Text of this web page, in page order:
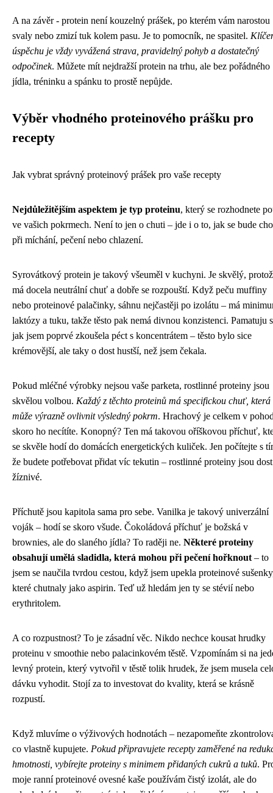
A na závěr - protein není kouzelný prášek, po kterém vám narostou
svaly nebo zmizí tuk kolem pasu. Je to pomocník, ne spasitel.
úspěchu je vždy vyvážená strava, pravidelný pohyb a dostatečný
odpočinek. Můžete mít nejdražší protein na trhu, ale bez pořádného
jídla, tréninku a spánku to prostě nepůjde.
Výběr vhodného proteinového prášku pro
recepty
Jak vybrat správný proteinový prášek pro vaše recepty
Nejdůležitějším aspektem je typ proteinu, který se rozhodnete
ve vašich pokrmech. Není to jen o chuti – jde i o to, jak se bude
při míchání, pečení nebo chlazení.
Syrovátkový protein je takový všeuměl v kuchyni. Je skvělý,
má docela neutrální chuť a dobře se rozpouští. Když peču muffiny
nebo proteinové palačinky, sáhnu nejčastěji po izolátu – má
laktózy a tuku, takže těsto pak nemá divnou konzistenci. Pamatuju
jak jsem poprvé zkoušela péct s koncentrátem – těsto bylo sice
krémovější, ale taky o dost hustší, než jsem čekala.
Pokud mléčné výrobky nejsou vaše parketa, rostlinné proteiny jsou
skvělou volbou. Každý z těchto proteinů má specifickou chuť, která
může výrazně ovlivnit výsledný pokrm. Hrachový je celkem v
skoro ho necítíte. Konopný? Ten má takovou oříškovou příchuť,
se skvěle hodí do domácích energetických kuliček. Jen počítejte s
že budete potřebovat přidat víc tekutin – rostlinné proteiny jsou dost
žíznivé.
Příchutě jsou kapitola sama pro sebe. Vanilka je takový univerzální
voják – hodí se skoro všude. Čokoládová příchuť je božská v
brownies, ale do slaného jídla? To raději ne. Některé proteiny
obsahují umělá sladidla, která mohou při pečení hořknout – to
jsem se naučila tvrdou cestou, když jsem upekla proteinové
které chutnaly jako aspirin. Teď už hledám jen ty se stévií nebo
erythritolem.
A co rozpustnost? To je zásadní věc. Nikdo nechce kousat hrudky
proteinu v smoothie nebo palacinkovém těstě. Vzpomínám si na
levný protein, který vytvořil v těstě tolik hrudek, že jsem musela
dávku vyhodit. Stojí za to investovat do kvality, která se krásně
rozpustí.
Když mluvíme o výživových hodnotách – nezapomeňte
co vlastně kupujete. Pokud připravujete recepty zaměřené na
hmotnosti, vybírejte proteiny s minimem přidaných cukrů a tuků.
moje ranní proteinové ovesné kaše používám čistý izolát, ale do